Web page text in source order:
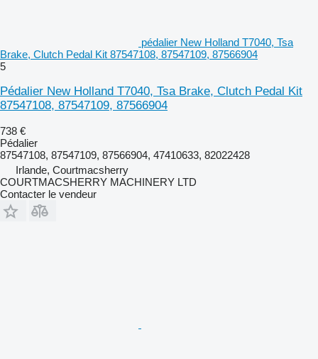
pédalier New Holland T7040, Tsa
Brake, Clutch Pedal Kit 87547108, 87547109, 87566904
5
Pédalier New Holland T7040, Tsa Brake, Clutch Pedal Kit
87547108, 87547109, 87566904
738 €
Pédalier
87547108, 87547109, 87566904, 47410633, 82022428
Irlande, Courtmacsherry
COURTMACSHERRY MACHINERY LTD
Contacter le vendeur